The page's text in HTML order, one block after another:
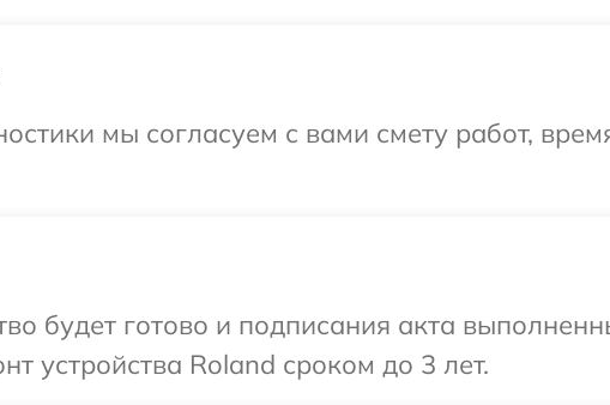
мы согласуем с вами смету работ,
будет готово и подписания акта
устройства Roland сроком до 3 лет.